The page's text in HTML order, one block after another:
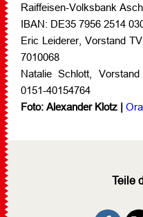
Raiffeisen-Volksbank
IBAN: DE35 7956 2514
Eric Leiderer, Vorstand
7010068
Natalie Schlott,
0151-40154764
Foto: Alexander Klotz |
Teile